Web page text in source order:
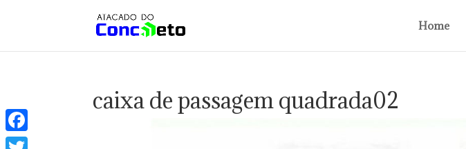
Home
caixa de passagem quadrada02
Facebook